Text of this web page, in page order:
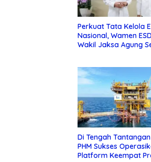
Perkuat Tata Kelola
Nasional, Wamen
Wakil Jaksa Agung
Di Tengah
PHM Sukses
Platform Keempat